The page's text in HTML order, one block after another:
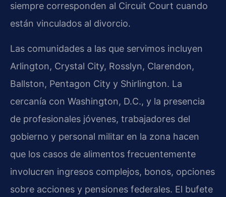
siempre corresponden al Circuit Court cuando
están vinculados al divorcio.
Las comunidades a las que servimos incluyen
Arlington, Crystal City, Rosslyn, Clarendon,
Ballston, Pentagon City y Shirlington. La
cercanía con Washington, D.C., y la presencia
de profesionales jóvenes, trabajadores del
gobierno y personal militar en la zona hacen
que los casos de alimentos frecuentemente
involucren ingresos complejos, bonos, opciones
sobre acciones y pensiones federales. El bufete